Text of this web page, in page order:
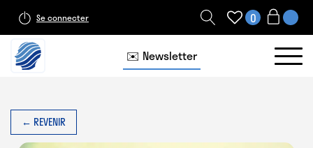
Se connecter 0
✉️ Newsletter
← REVENIR